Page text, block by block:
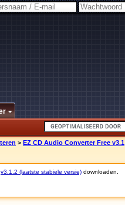
> EZ CD Audio Converter Free v3.1
v3.1.2 (laatste stabiele versie) downloaden.